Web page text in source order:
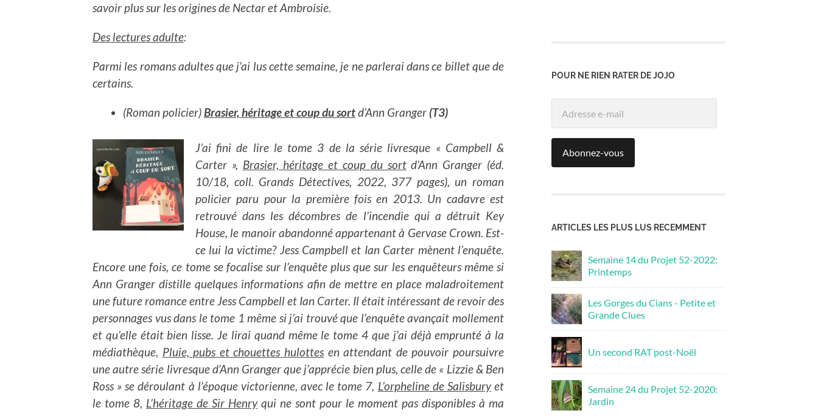
savoir plus sur les origines de Nectar et Ambroisie.
Des lectures adulte:
Parmi les romans adultes que j’ai lus cette semaine, je ne parlerai dans ce billet que de
certains.
(Roman policier)Brasier, héritage et coup du sortd’Ann Granger (T3)
J’ai fini de lire le tome 3 de la série livresque « Campbell &
Carter », Brasier, héritage et coup du sortd’Ann Granger (éd.
10/18, coll. Grands Détectives, 2022, 377 pages), un roman
policier paru pour la première fois en 2013. Un cadavre est
retrouvé dans les décombres de l’incendie qui a détruit Key
House, le manoir abandonné appartenant à Gervase Crown. Est-
ce lui la victime? Jess Campbell et Ian Carter mènent l’enquête.
Encore une fois, ce tome se focalise sur l’enquête plus que sur les enquêteurs même si
Ann Granger distille quelques informations afin de mettre en place maladroitement
une future romance entre Jess Campbell et Ian Carter. Il était intéressant de revoir des
personnages vus dans le tome 1 même si j’ai trouvé que l’enquête avançait mollement
et qu’elle était bien lisse. Je lirai quand même le tome 4 que j’ai déjà emprunté à la
médiathèque, Pluie, pubs et chouettes hulottes en attendant de pouvoir poursuivre
une autre série livresque d’Ann Granger que j’apprécie bien plus, celle de « Lizzie & Ben
Ross » se déroulant à l’époque victorienne, avec le tome 7, L’orpheline de Salisburyet
le tome 8, L’héritage de Sir Henryqui ne sont pour le moment pas disponibles à ma
POUR NE RIEN RATER DE JOJO
Abonnez-vous
ARTICLES LES PLUS LUS RECEMMENT
Semaine 14 du Projet 52-2022:
Printemps
Les Gorges du Cians - Petite et
Grande Clues
Un second RAT post-Noël
Semaine 24 du Projet 52-2020:
Jardin